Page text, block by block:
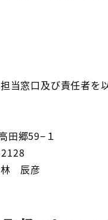
当窓口及び責任者を
田郷59−１
林 辰彦